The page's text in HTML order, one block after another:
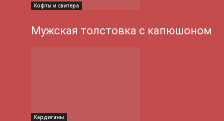
Кофты и свитера
Мужская толстовка с капюшоном
Кардиганы